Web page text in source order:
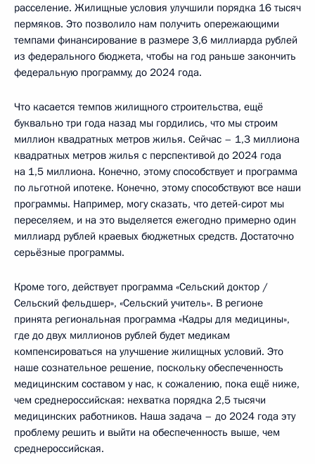
расселение. Жилищные условия улучшили порядка 16 тысяч
пермяков. Это позволило нам получить опережающими
темпами финансирование в размере 3,6 миллиарда рублей
из федерального бюджета, чтобы на год раньше закончить
федеральную программу, до 2024 года.
Что касается темпов жилищного строительства, ещё
буквально три года назад мы гордились, что мы строим
миллион квадратных метров жилья. Сейчас – 1,3 миллиона
квадратных метров жилья с перспективой до 2024 года
на 1,5 миллиона. Конечно, этому способствует и программа
по льготной ипотеке. Конечно, этому способствуют все наши
программы. Например, могу сказать, что детей-сирот мы
переселяем, и на это выделяется ежегодно примерно один
миллиард рублей краевых бюджетных средств. Достаточно
серьёзные программы.
Кроме того, действует программа «Сельский доктор /
Сельский фельдшер», «Сельский учитель». В регионе
принята региональная программа «Кадры для медицины»,
где до двух миллионов рублей будет медикам
компенсироваться на улучшение жилищных условий. Это
наше сознательное решение, поскольку обеспеченность
медицинским составом у нас, к сожалению, пока ещё ниже,
чем среднероссийская: нехватка порядка 2,5 тысячи
медицинских работников. Наша задача – до 2024 года эту
проблему решить и выйти на обеспеченность выше, чем
среднероссийская.